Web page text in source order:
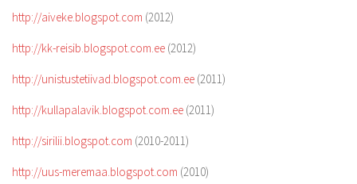
http://aiveke.blogspot.com (2012)
http://kk-reisib.blogspot.com.ee (2012)
http://unistustetiivad.blogspot.com.ee (2011)
http://kullapalavik.blogspot.com.ee (2011)
http://sirilii.blogspot.com (2010-2011)
http://uus-meremaa.blogspot.com (2010)